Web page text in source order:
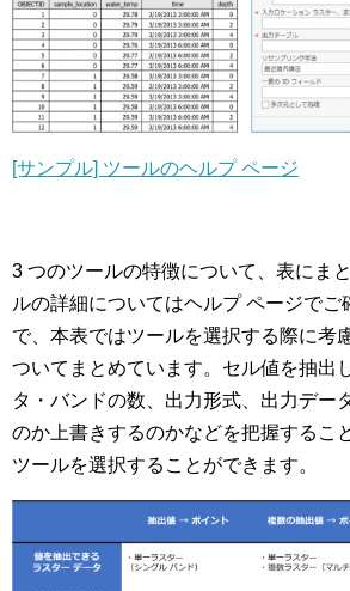
[サンプル] ツールのヘルプ ページ
3 つのツールの特徴について、表にま
ルの詳細についてはヘルプ ページでご
で、本表ではツールを選択する際に考
ついてまとめています。セル値を抽出
タ・バンドの数、出力形式、出力デー
のか上書きするのかなどを把握するこ
ツールを選択することができます。